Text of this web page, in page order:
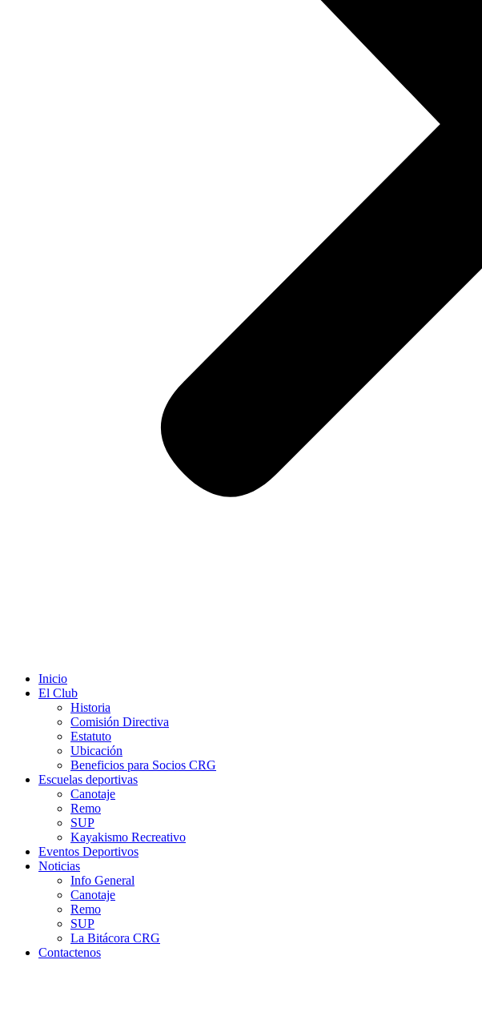
Inicio
El Club
Historia
Comisión Directiva
Estatuto
Ubicación
Beneficios para Socios CRG
Escuelas deportivas
Canotaje
Remo
SUP
Kayakismo Recreativo
Eventos Deportivos
Noticias
Info General
Canotaje
Remo
SUP
La Bitácora CRG
Contactenos